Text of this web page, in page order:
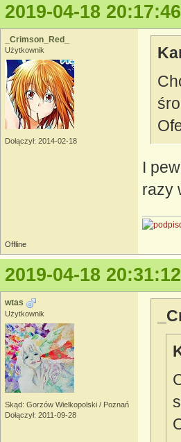
2019-04-18 20:17:46
_Crimson_Red_
Użytkownik
Dołączył: 2014-02-18
I
razy
Offline
2019-04-18 20:31:12
wtas
Użytkownik
Skąd: Gorzów Wielkopolski / Poznań
Dołączył: 2011-09-28